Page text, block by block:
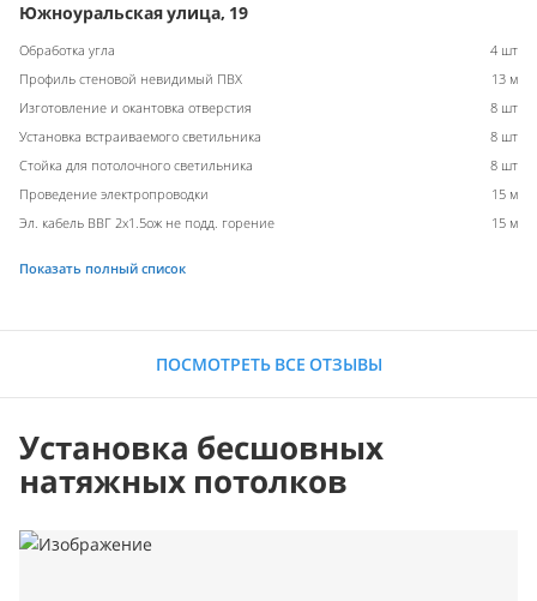
Южноуральская улица, 19
Обработка угла
4 шт
Профиль стеновой невидимый ПВХ
13 м
Изготовление и окантовка отверстия
8 шт
Установка встраиваемого светильника
8 шт
Стойка для потолочного светильника
8 шт
Проведение электропроводки
15 м
Эл. кабель ВВГ 2х1.5ож не подд. горение
15 м
Показать полный список
ПОСМОТРЕТЬ ВСЕ ОТЗЫВЫ
Установка бесшовных
натяжных потолков